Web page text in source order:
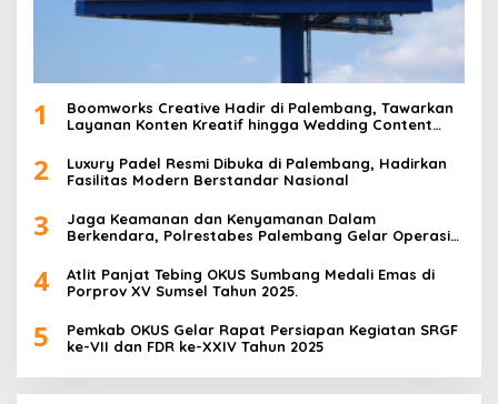
1
Boomworks Creative Hadir di Palembang, Tawarkan
Layanan Konten Kreatif hingga Wedding Content
2
Luxury Padel Resmi Dibuka di Palembang, Hadirkan
Fasilitas Modern Berstandar Nasional
3
Jaga Keamanan dan Kenyamanan Dalam
Berkendara, Polrestabes Palembang Gelar Operasi
4
Atlit Panjat Tebing OKUS Sumbang Medali Emas di
Porprov XV Sumsel Tahun 2025.
5
Pemkab OKUS Gelar Rapat Persiapan Kegiatan SRGF
ke-VII dan FDR ke-XXIV Tahun 2025